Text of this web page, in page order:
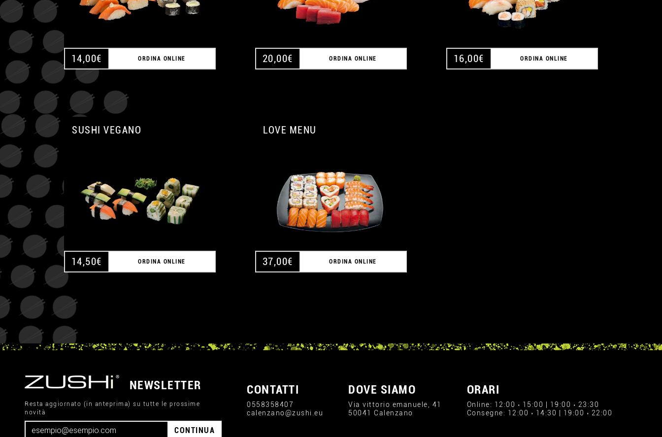
14,00€ ORDINA ONLINE 20,00€ ORDINA ONLINE 16,00€ ORDINA ONLINE
SUSHI VEGANO
14,50€ ORDINA ONLINE
LOVE MENU
37,00€ ORDINA ONLINE
NEWSLETTER
Resta aggiornato (in anteprima) su tutte le prossime
novità
CONTINUA
CONTATTI
0558358407
calenzano@zushi.eu
DOVE SIAMO
Via vittorio emanuele, 41
50041 Calenzano
ORARI
Online: 12:00 › 15:00 | 19:00 › 23:30
Consegne: 12:00 › 14:30 | 19:00 › 22:00